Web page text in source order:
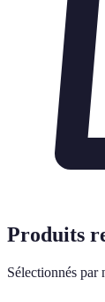
Produits
Sélectionnés par